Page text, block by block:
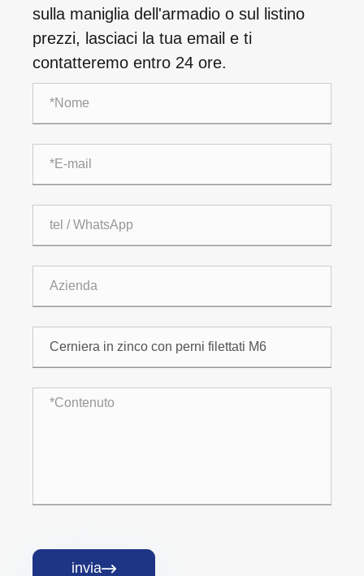
sulla maniglia dell'armadio o sul listino
prezzi, lasciaci la tua email e ti
contatteremo entro 24 ore.
invia